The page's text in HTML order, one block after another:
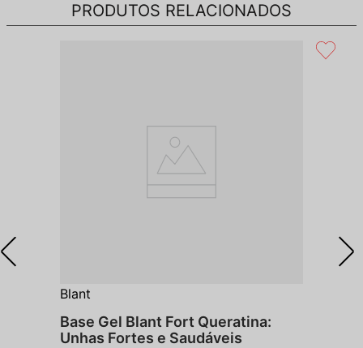
PRODUTOS RELACIONADOS
Blant
Base Gel Blant Fort Queratina:
Unhas Fortes e Saudáveis